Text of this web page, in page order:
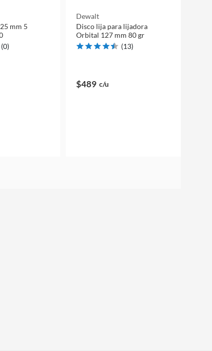
mm 5
(0)
Dewalt
Disco lija para lijadora
Orbital 127 mm 80 gr
(13)
$489 c/u